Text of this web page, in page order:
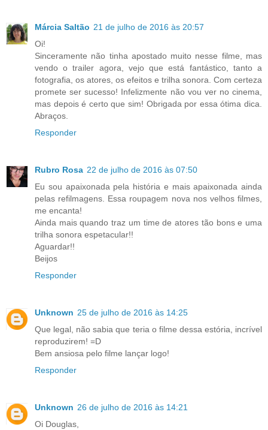
Márcia Saltão 21 de julho de 2016 às 20:57
Oi!
Sinceramente não tinha apostado muito nesse filme, mas
vendo o trailer agora, vejo que está fantástico, tanto a
fotografia, os atores, os efeitos e trilha sonora. Com certeza
promete ser sucesso! Infelizmente não vou ver no cinema,
mas depois é certo que sim! Obrigada por essa ótima dica.
Abraços.
Responder
Rubro Rosa 22 de julho de 2016 às 07:50
Eu sou apaixonada pela história e mais apaixonada ainda
pelas refilmagens. Essa roupagem nova nos velhos filmes,
me encanta!
Ainda mais quando traz um time de atores tão bons e uma
trilha sonora espetacular!!
Aguardar!!
Beijos
Responder
Unknown 25 de julho de 2016 às 14:25
Que legal, não sabia que teria o filme dessa estória, incrível
reproduzirem! =D
Bem ansiosa pelo filme lançar logo!
Responder
Unknown 26 de julho de 2016 às 14:21
Oi Douglas,